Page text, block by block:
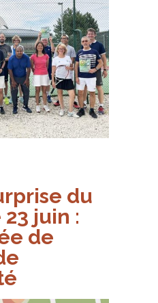
du
juin :
de